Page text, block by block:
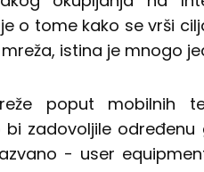
o tome kako se vrši
istina je mnogo
poput mobilnih
zadovoljile
- user